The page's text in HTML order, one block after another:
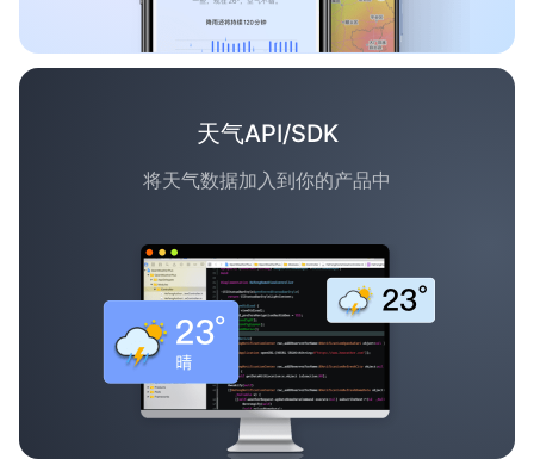
天气API/SDK
将天气数据加入到你的产品中